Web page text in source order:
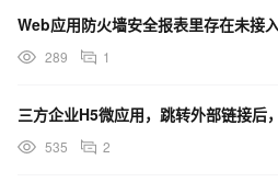
Web应用防火墙安全报表里存在未接
289 1
535 2